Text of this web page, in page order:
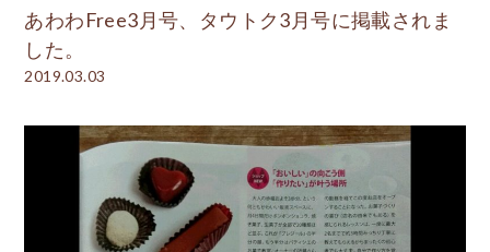
あわわFree3月号、タウトク3月号に掲載されま
した。
2019.03.03